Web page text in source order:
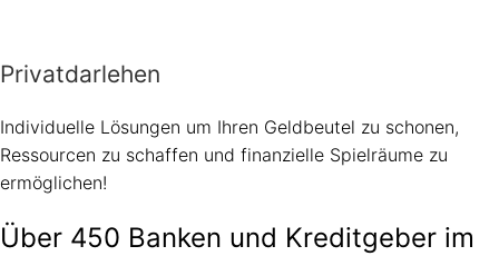
Privatdarlehen
Individuelle Lösungen um Ihren Geldbeutel zu schonen,
Ressourcen zu schaffen und finanzielle Spielräume zu
ermöglichen!
Über 450 Banken und Kreditgeber im